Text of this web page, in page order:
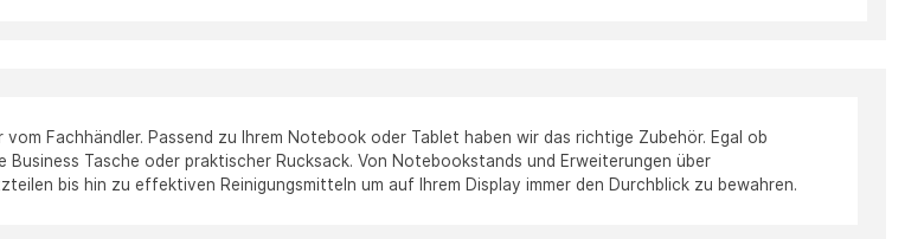
Fachhändler. Passend zu Ihrem Notebook oder Tablet haben wir das richtige Zubehör. Egal ob
Business Tasche oder praktischer Rucksack. Von Notebookstands und Erweiterungen über
bis hin zu effektiven Reinigungsmitteln um auf Ihrem Display immer den Durchblick zu bewahren.